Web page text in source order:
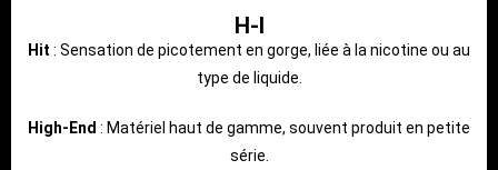
H-I
Hit : Sensation de picotement en gorge, liée à la nicotine ou au
type de liquide.
High-End : Matériel haut de gamme, souvent produit en petite
série.